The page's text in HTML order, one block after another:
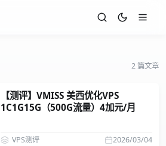
2 篇文章
【测评】VMISS 美西优化VPS
1C1G15G（500G流量）4加元/月
2026/03/04
VPS测评